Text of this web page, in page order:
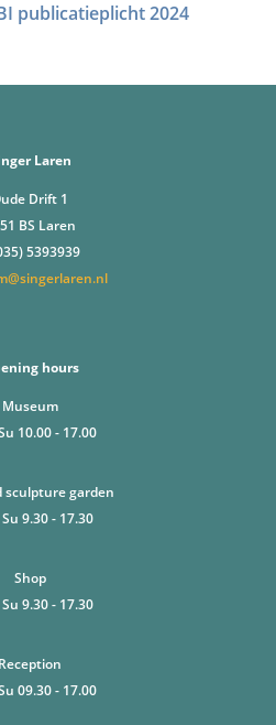
publicatieplicht 2024
Laren
Drift 1
BS Laren
5393939
hours
Museum
10.00 - 17.00
sculpture garden
9.30 - 17.30
Shop
9.30 - 17.30
Reception
09.30 - 17.00